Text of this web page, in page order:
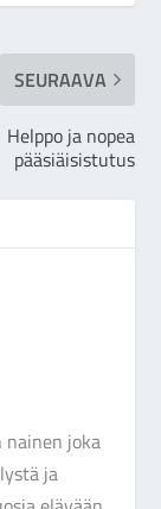
SEURAAVA
Helppo ja nopea
pääsiäisistutus
joka
ja